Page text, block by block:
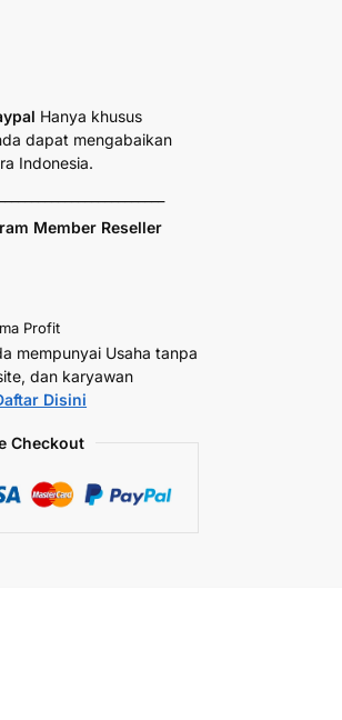
Hanya khusus
dapat mengabaikan
Indonesia.
Member Reseller
Profit
mempunyai Usaha tanpa
dan karyawan
Disini
Checkout